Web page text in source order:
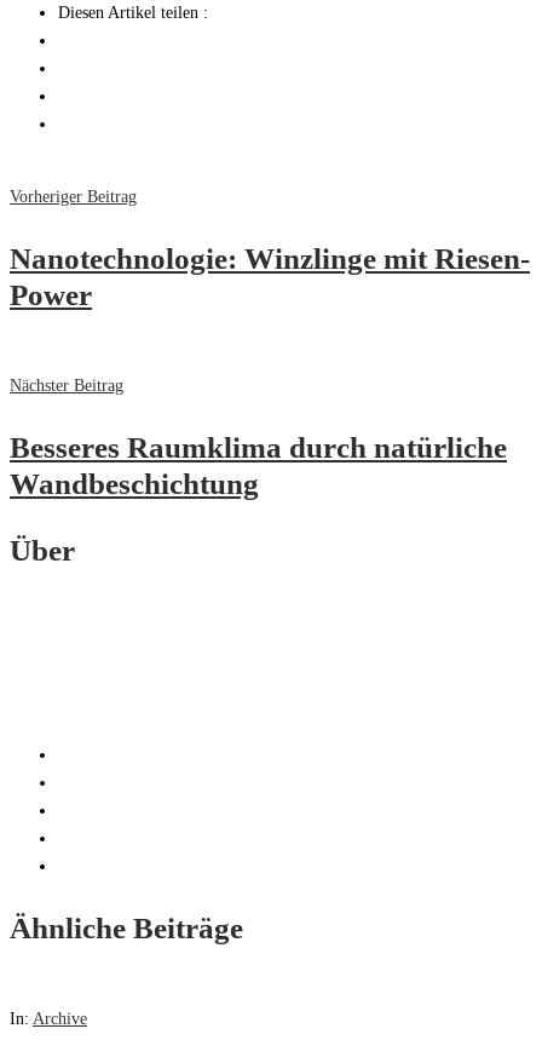
Diesen Artikel teilen :
Vorheriger Beitrag
Nanotechnologie: Winzlinge mit Riesen-
Power
Nächster Beitrag
Besseres Raumklima durch natürliche
Wandbeschichtung
Über
Ähnliche Beiträge
In: Archive